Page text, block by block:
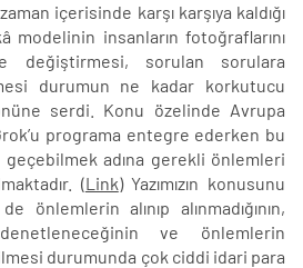
içerisinde karşı karşıya kaldığı
modelinin insanların fotoğraflarını
değiştirmesi, sorulan sorulara
durumun ne kadar korkutucu
serdi. Konu özelinde Avrupa
programa entegre ederken bu
adına gerekli önlemleri
(Link) Yazımızın konusunu
alınıp alınmadığının,
ve önlemlerin
durumunda çok ciddi idari para